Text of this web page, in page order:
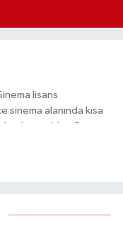
lisans
sinema alanında kısa
yer aldım. Şu an
sahadan takip ederek
üretiyorum.